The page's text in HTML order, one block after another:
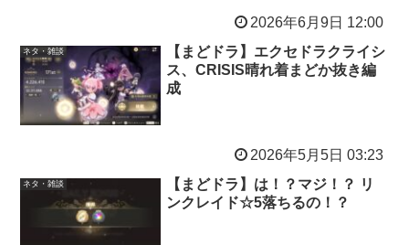
2026年6月9日 12:00
ネタ・雑談
【まどドラ】エクセドラクライシ
ス、CRISIS晴れ着まどか抜き編
成
2026年5月5日 03:23
ネタ・雑談
【まどドラ】は！？マジ！？ リ
ンクレイド☆5落ちるの！？